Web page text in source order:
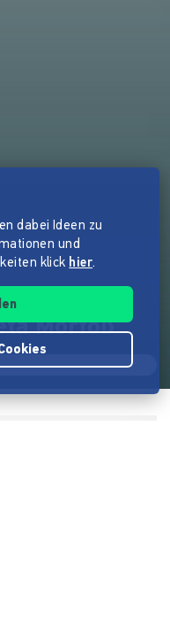
Morfoß
dabei Ideen zu
und
klick hier.